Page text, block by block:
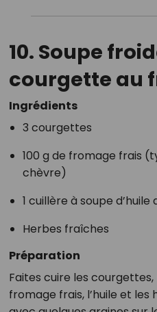
10. Soupe
courgette au
Ingrédients
3 courgettes
100 g de fromage frais
chèvre)
1 cuillère à soupe d’huile
Herbes fraîches
Préparation
Faites cuire les
fromage frais, l’huile et les